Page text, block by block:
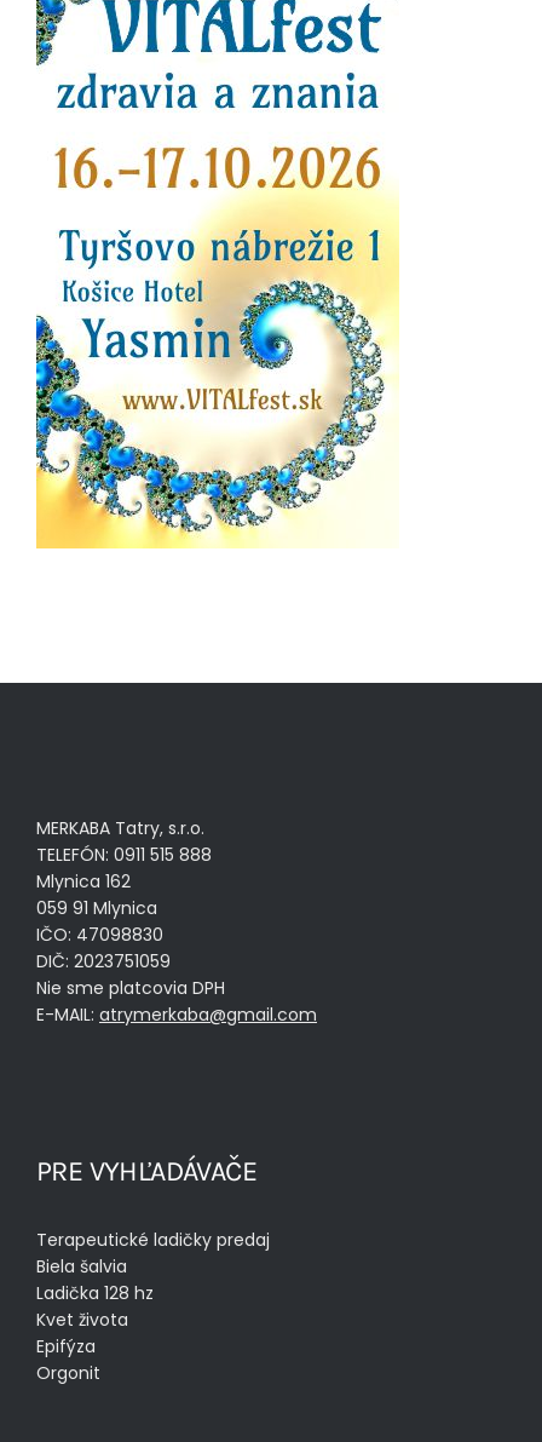
MERKABA Tatry, s.r.o.
TELEFÓN: 0911 515 888
Mlynica 162
059 91 Mlynica
IČO: 47098830
DIČ: 2023751059
Nie sme platcovia DPH
E-MAIL: atrymerkaba@gmail.com
PRE VYHĽADÁVAČE
Terapeutické ladičky predaj
Biela šalvia
Ladička 128 hz
Kvet života
Epifýza
Orgonit